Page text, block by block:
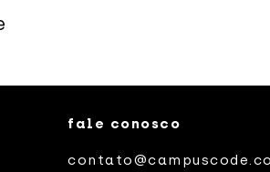
fale conosco